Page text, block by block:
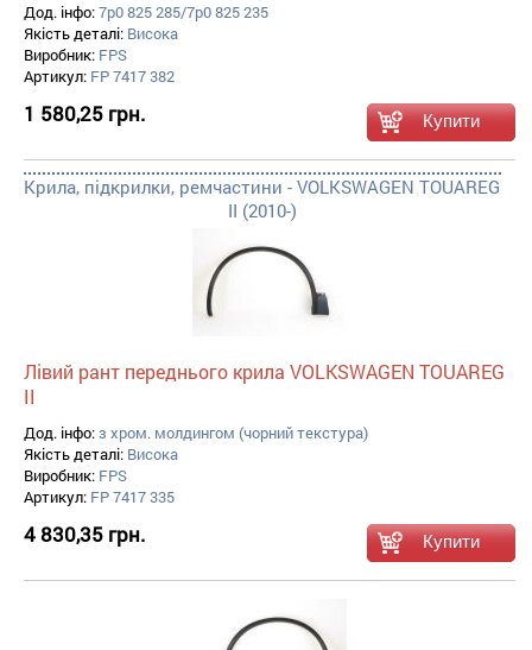
Дод. інфо:7p0 825 285/7p0 825 235
Якість деталі: Висока
Виробник: FPS
Артикул: FP 7417 382
1 580,25 грн.
Крила, підкрилки, ремчастини - VOLKSWAGEN TOUAREG
II (2010-)
Лівий рант переднього крила VOLKSWAGEN TOUAREG
II
Дод. інфо:з хром. молдингом (чорний текстура)
Якість деталі: Висока
Виробник: FPS
Артикул: FP 7417 335
4 830,35 грн.